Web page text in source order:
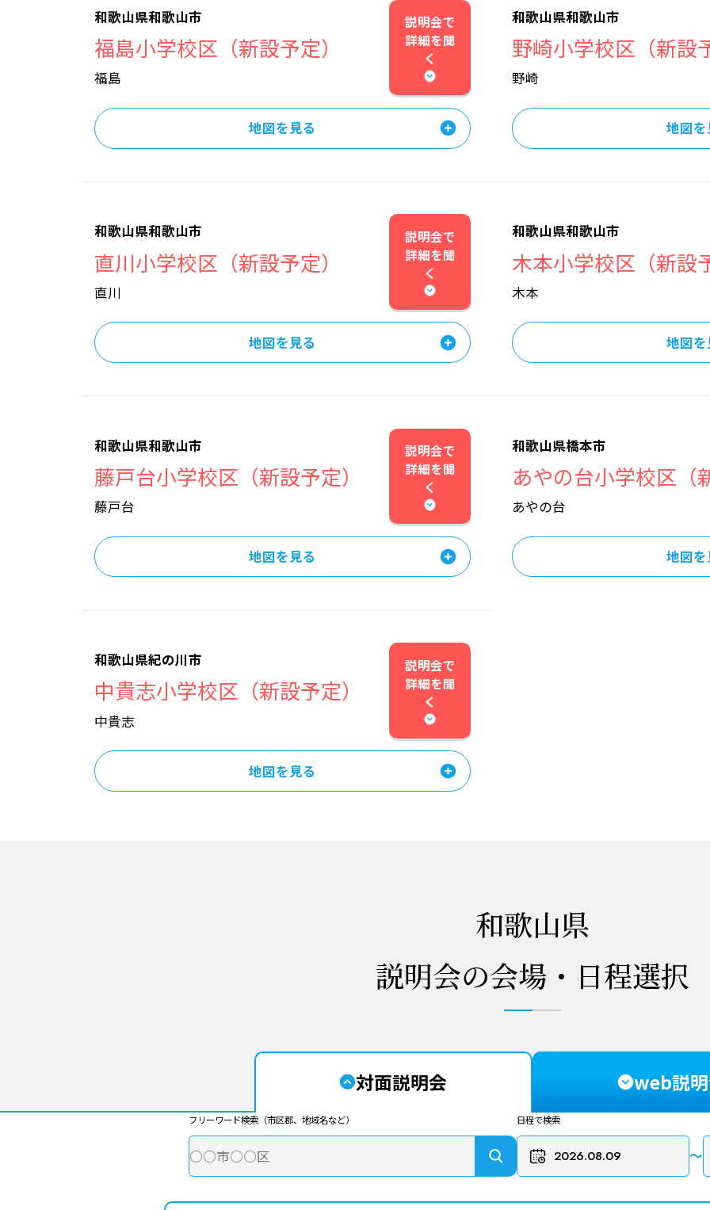
和歌山県和歌山市
福島小学校区（新設予定）
福島
説明会で
詳細を聞
く
地図を見る
和歌山県和歌山市
野崎小学校区（新設
野崎
地図
和歌山県和歌山市
直川小学校区（新設予定）
直川
説明会で
詳細を聞
く
地図を見る
和歌山県和歌山市
木本小学校区（新設
木本
地図
和歌山県和歌山市
藤戸台小学校区（新設予定）
藤戸台
説明会で
詳細を聞
く
地図を見る
和歌山県橋本市
あやの台小学校区（
あやの台
地図
和歌山県紀の川市
中貴志小学校区（新設予定）
中貴志
説明会で
詳細を聞
く
地図を見る
和歌山県
説明会の会場・日程選択
対面説明会 web説
フリーワード検索（市区郡、地域名など） 日程で検索
〜